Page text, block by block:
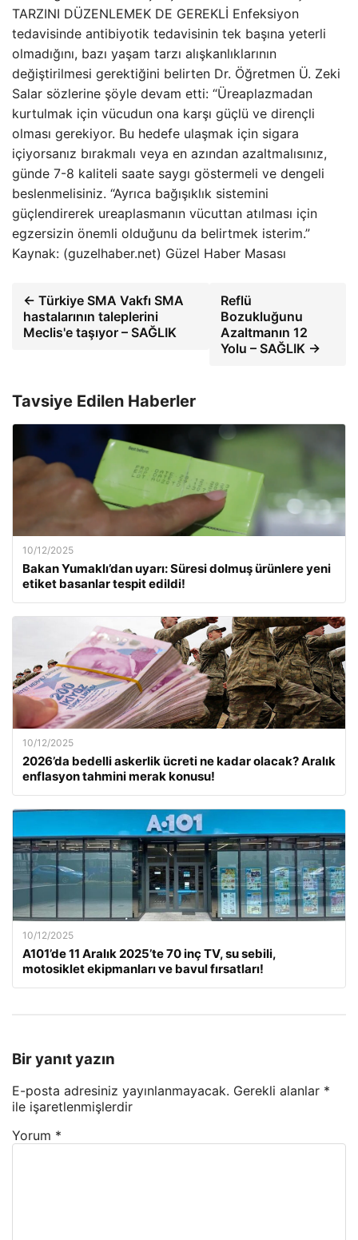
TARZINI DÜZENLEMEK DE GEREKLİ Enfeksiyon
tedavisinde antibiyotik tedavisinin tek başına yeterli
olmadığını, bazı yaşam tarzı alışkanlıklarının
değiştirilmesi gerektiğini belirten Dr. Öğretmen Ü. Zeki
Salar sözlerine şöyle devam etti: “Üreaplazmadan
kurtulmak için vücudun ona karşı güçlü ve dirençli
olması gerekiyor. Bu hedefe ulaşmak için sigara
içiyorsanız bırakmalı veya en azından azaltmalısınız,
günde 7-8 kaliteli saate saygı göstermeli ve dengeli
beslenmelisiniz. “Ayrıca bağışıklık sistemini
güçlendirerek ureaplasmanın vücuttan atılması için
egzersizin önemli olduğunu da belirtmek isterim.”
Kaynak: (guzelhaber.net) Güzel Haber Masası
← Türkiye SMA Vakfı SMA
hastalarının taleplerini
Meclis'e taşıyor – SAĞLIK
Reflü
Bozukluğunu
Azaltmanın 12
Yolu – SAĞLIK →
Tavsiye Edilen Haberler
10/12/2025
Bakan Yumaklı’dan uyarı: Süresi dolmuş ürünlere yeni
etiket basanlar tespit edildi!
10/12/2025
2026’da bedelli askerlik ücreti ne kadar olacak? Aralık
enflasyon tahmini merak konusu!
10/12/2025
A101’de 11 Aralık 2025’te 70 inç TV, su sebili,
motosiklet ekipmanları ve bavul fırsatları!
Bir yanıt yazın
E-posta adresiniz yayınlanmayacak. Gerekli alanlar *
ile işaretlenmişlerdir
Yorum *